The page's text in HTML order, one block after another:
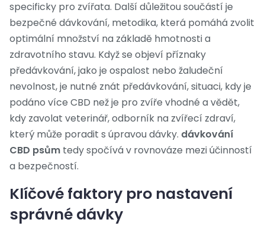
specificky pro zvířata. Další důležitou součástí je
bezpečné dávkování, metodika, která pomáhá zvolit
optimální množství na základě hmotnosti a
zdravotního stavu. Když se objeví příznaky
předávkování, jako je ospalost nebo žaludeční
nevolnost, je nutné znát předávkování,situaci, kdy je
podáno více CBD než je pro zvíře vhodné a vědět,
kdy zavolat veterinář,odborník na zvířecí zdraví,
který může poradit s úpravou dávky. dávkování
CBD psům tedy spočívá v rovnováze mezi účinností
a bezpečností.
Klíčové faktory pro nastavení
správné dávky